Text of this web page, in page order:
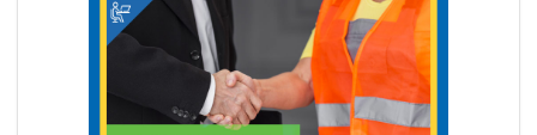
Corsi per la sicurezza sul
lavoro del 2025: le ultime
informazioni Nuovo…